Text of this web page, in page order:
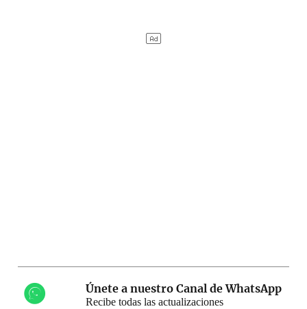
Únete a nuestro Canal de WhatsApp
Recibe todas las actualizaciones